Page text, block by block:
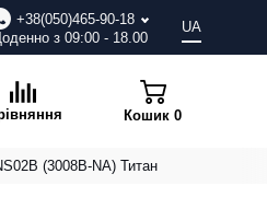
+38(050)465-90-18
з 09:00 - 18.00
UA
Кошик 0
(3008B-NA) Титан